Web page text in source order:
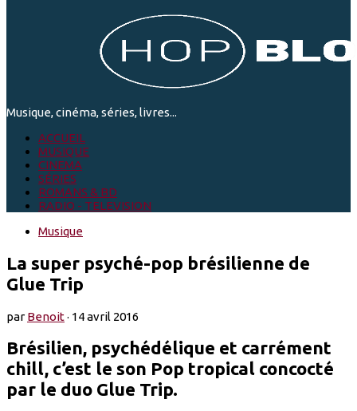
Musique, cinéma, séries, livres...
ACCUEIL
MUSIQUE
CINEMA
SÉRIES
ROMANS & BD
RADIO - TELEVISION
Musique
La super psyché-pop brésilienne de
Glue Trip
parBenoit· 14 avril 2016
Brésilien, psychédélique et carrément
chill, c’est le son Pop tropical concocté
par le duo Glue Trip.